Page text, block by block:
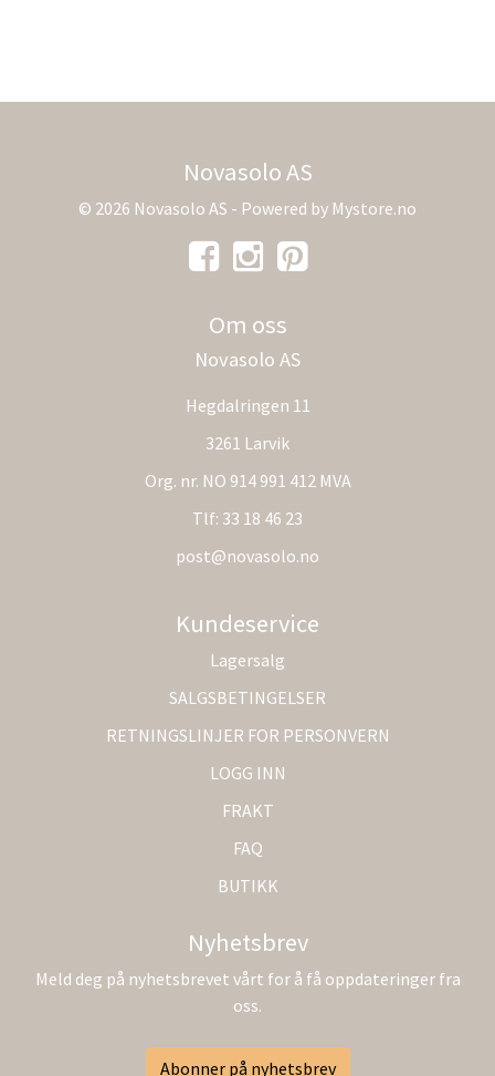
Novasolo AS
© 2026 Novasolo AS - Powered by Mystore.no
Om oss
Novasolo AS
Hegdalringen 11
3261 Larvik
Org. nr. NO 914 991 412 MVA
Tlf: 33 18 46 23
post@novasolo.no
Kundeservice
Lagersalg
SALGSBETINGELSER
RETNINGSLINJER FOR PERSONVERN
LOGG INN
FRAKT
FAQ
BUTIKK
Nyhetsbrev
Meld deg på nyhetsbrevet vårt for å få oppdateringer fra
oss.
Abonner på nyhetsbrev